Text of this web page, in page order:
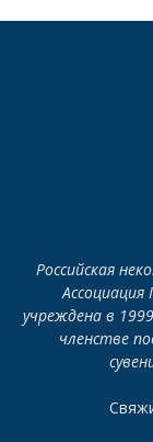
Российская
учреждена в
членстве